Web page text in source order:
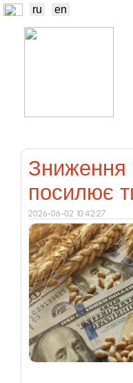
ru en
Зниження
посилює
2026-06-02 10:42:27